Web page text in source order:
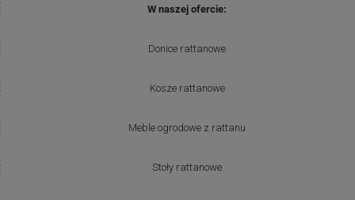
W naszej ofercie:
Donice rattanowe
Kosze rattanowe
Meble ogrodowe z rattanu
Stoły rattanowe